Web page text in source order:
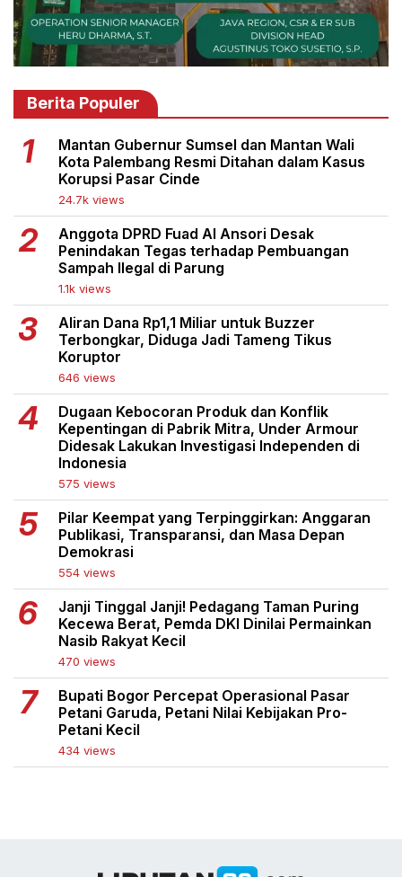
Berita Populer
Mantan Gubernur Sumsel dan Mantan Wali
Kota Palembang Resmi Ditahan dalam Kasus
Korupsi Pasar Cinde
24.7k views
Anggota DPRD Fuad Al Ansori Desak
Penindakan Tegas terhadap Pembuangan
Sampah Ilegal di Parung
1.1k views
Aliran Dana Rp1,1 Miliar untuk Buzzer
Terbongkar, Diduga Jadi Tameng Tikus
Koruptor
646 views
Dugaan Kebocoran Produk dan Konflik
Kepentingan di Pabrik Mitra, Under Armour
Didesak Lakukan Investigasi Independen di
Indonesia
575 views
Pilar Keempat yang Terpinggirkan: Anggaran
Publikasi, Transparansi, dan Masa Depan
Demokrasi
554 views
Janji Tinggal Janji! Pedagang Taman Puring
Kecewa Berat, Pemda DKI Dinilai Permainkan
Nasib Rakyat Kecil
470 views
Bupati Bogor Percepat Operasional Pasar
Petani Garuda, Petani Nilai Kebijakan Pro-
Petani Kecil
434 views